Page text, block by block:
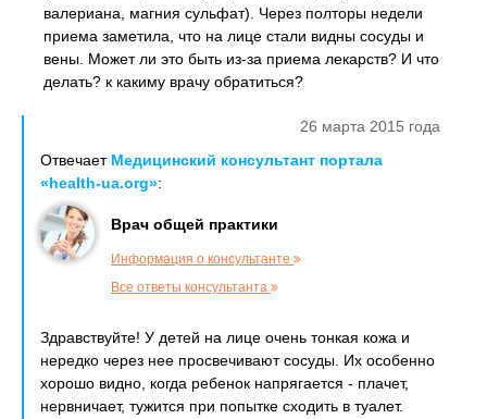
валериана, магния сульфат). Через полторы недели
приема заметила, что на лице стали видны сосуды и
вены. Может ли это быть из-за приема лекарств? И что
делать? к какиму врачу обратиться?
26 марта 2015 года
Отвечает Медицинский консультант портала
«health-ua.org»:
Врач общей практики
Информация о консультанте
Все ответы консультанта
Здравствуйте! У детей на лице очень тонкая кожа и
нередко через нее просвечивают сосуды. Их особенно
хорошо видно, когда ребенок напрягается - плачет,
нервничает, тужится при попытке сходить в туалет.